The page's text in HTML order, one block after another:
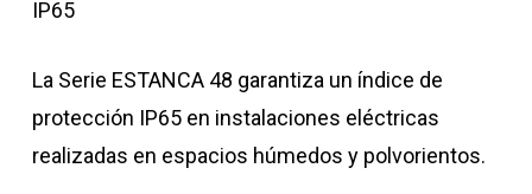
IP65
La Serie ESTANCA 48 garantiza un índice de
protección IP65 en instalaciones eléctricas
realizadas en espacios húmedos y polvorientos.